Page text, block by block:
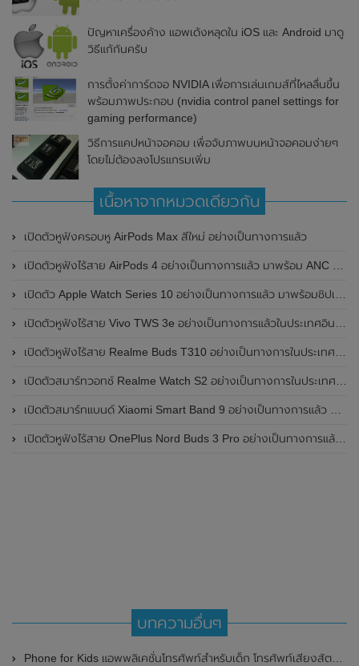
ปัญหาเครื่องค้าง แอพเด้งหลุดใน iOS และ Android มาดู
วิธีแก้กันครับ
การตั้งค่าการ์ดจอ NVIDIA เพื่อการเล่นเกมส์ที่ไหลลื่นขึ้น
พร้อมภาพประกอบ (nvidia control panel settings for
gaming performance)
วิธีการแคปหน้าจอคอม เพื่อจับภาพบนหน้าจอคอมง่ายๆ
โดยไม่ต้องลงโปรแกรมเพิ่ม
เนื้อหาจากหมวดเดียวกัน
เปิดตัวหูฟังครอบหู AirPods Max สีใหม่ อย่างเป็นทางการแล้ว
เปิดตัวหูฟังไร้สาย AirPods 4 อย่างเป็นทางการแล้ว มาพร้อม ANC และฟีเจอร์ใหม่มากมาย
เปิดตัว Apple Watch Series 10 อย่างเป็นทางการแล้ว มาพร้อมชิปเซ็ตรุ่น S10
เปิดตัวหูฟังไร้สาย Vivo TWS 3e อย่างเป็นทางการแล้วในประเทศอินเดีย มาพร้อมระบบตัดเสียงรบกวน ANC ที่ 30dB , ป้องกันฝุ่นและกันน้ำที่ระดับ IP54 , แบตเตอรี่สามารถใช้งานนานสูงสุด 36 ชั่วโมง
เปิดตัวหูฟังไร้สาย Realme Buds T310 อย่างเป็นทางการในประเทศอินเดีย มาพร้อมระบบตัดเสียงรบกวน ANC สูงสุด 46dB , เสียงรอบทิศทาง 360 องศา , แบตเตอรี่สามารถใช้งานได้นานสูงสุด 40 ชั่วโมง
เปิดตัวสมาร์ทวอทช์ Realme Watch S2 อย่างเป็นทางการในประเทศอินเดีย มาพร้อมตัวเรือนสแตนเลสสตีล , หน้าจอแสดงผล AMOLED ขนาด 1.43 นิ้ว , แบตเตอรี่ขนาดใหญ่ใช้งานได้นาน 20 วัน และรองรับคำสั่งเสียง Super AI Engine ที่ขับเคลื่อนโดย ChatGPT
เปิดตัวสมาร์ทแบนด์ Xiaomi Smart Band 9 อย่างเป็นทางการแล้ว มาพร้อมหน้าจอ AMOLED ขนาด 1.62 นิ้ว , ตัวเรือนเป็นโลหะ และแบตเตอรี่สุดอึดสามารถใช้งานได้นานถึง 21 วัน
เปิดตัวหูฟังไร้สาย OnePlus Nord Buds 3 Pro อย่างเป็นทางการแล้ว มาพร้อมระบบตัดเสียงรบกวน (ANC) สามารถลดเสียงรบกวนได้ 49dB และแบตเตอรี่สุดอึดใช้งานได้นานสูงสุดถึง 44 ชั่วโมง
บทความอื่นๆ
Phone for Kids แอพพลิเคชั่นโทรศัพท์สำหรับเด็ก โทรศัพท์เสียงสัตว์ มือถือเสียงดนตรีสำหรับเด็ก